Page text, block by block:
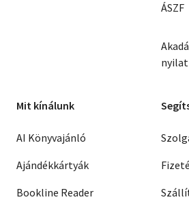
ÁSZF
Mit kínálunk
AI Könyvajánló
Ajándékkártyák
Bookline Reader